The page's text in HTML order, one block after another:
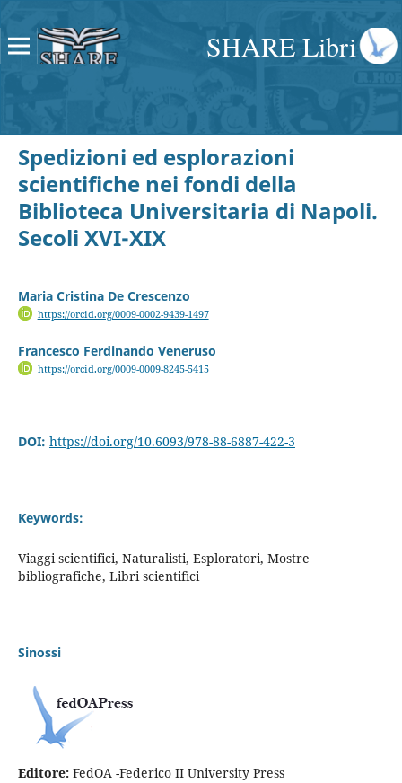
SHARE Libri
Spedizioni ed esplorazioni
scientifiche nei fondi della
Biblioteca Universitaria di Napoli.
Secoli XVI-XIX
Maria Cristina De Crescenzo
https://orcid.org/0009-0002-9439-1497
Francesco Ferdinando Veneruso
https://orcid.org/0009-0009-8245-5415
DOI: https://doi.org/10.6093/978-88-6887-422-3
Keywords:
Viaggi scientifici, Naturalisti, Esploratori, Mostre
bibliografiche, Libri scientifici
Sinossi
Editore:FedOA -Federico II University Press